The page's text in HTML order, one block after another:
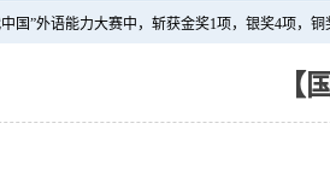
”外语能力大赛中，斩获金奖1项，银奖4项，铜
【